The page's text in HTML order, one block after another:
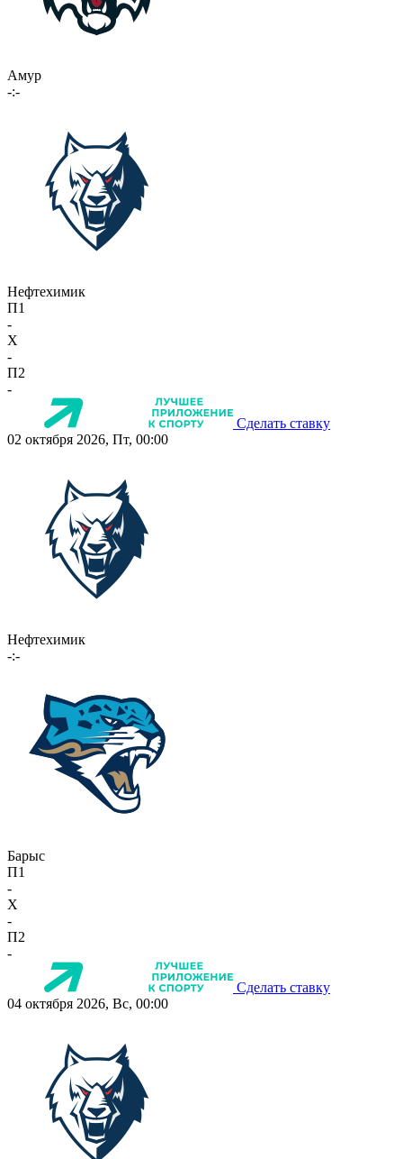
Амур
-:-
Нефтехимик
П1
-
X
-
П2
-
Сделать ставку
02 октября 2026, Пт, 00:00
Нефтехимик
-:-
Барыс
П1
-
X
-
П2
-
Сделать ставку
04 октября 2026, Вс, 00:00